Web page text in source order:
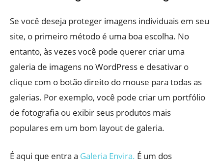
Se você deseja proteger imagens individuais em seu
site, o primeiro método é uma boa escolha. No
entanto, às vezes você pode querer criar uma
galeria de imagens no WordPress e desativar o
clique com o botão direito do mouse para todas as
galerias. Por exemplo, você pode criar um portfólio
de fotografia ou exibir seus produtos mais
populares em um bom layout de galeria.
É aqui que entra a Galeria Envira. É um dos